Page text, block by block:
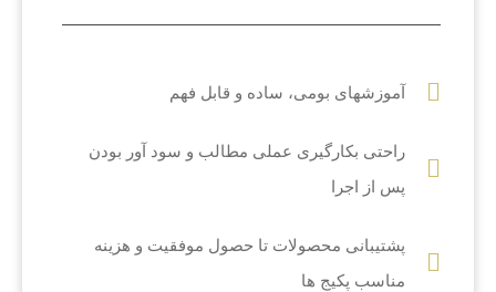
آموزشهای بومی، ساده و قابل فهم
راحتی بکارگیری عملی مطالب و سود آور بودن
پس از اجرا
پشتیبانی محصولات تا حصول موفقیت و هزینه
مناسب پکیج ها